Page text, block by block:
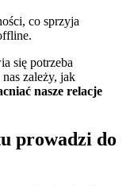
co sprzyja
się potrzeba
zależy, jak
nasze relacje
prowadzi do